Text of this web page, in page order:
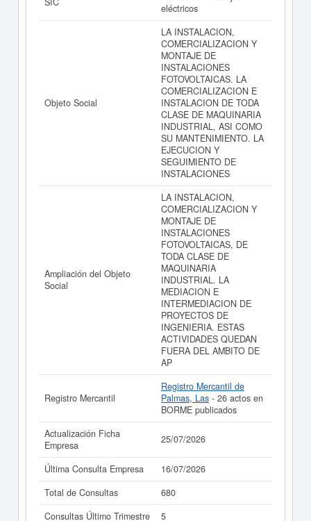
balances y cuentas de resultados disponibles.
La última actualización del informe de empresa se ha
realizado el 25/07/2026.
eléctricos
Objeto Social
LA INSTALACION,
COMERCIALIZACION Y
MONTAJE DE
INSTALACIONES
FOTOVOLTAICAS. LA
COMERCIALIZACION E
INSTALACION DE TODA
CLASE DE MAQUINARIA
INDUSTRIAL, ASI COMO
SU MANTENIMIENTO. LA
EJECUCION Y
SEGUIMIENTO DE
INSTALACIONES
Ampliación del Objeto
Social
LA INSTALACION,
COMERCIALIZACION Y
MONTAJE DE
INSTALACIONES
FOTOVOLTAICAS, DE
TODA CLASE DE
MAQUINARIA
INDUSTRIAL. LA
MEDIACION E
INTERMEDIACION DE
PROYECTOS DE
INGENIERIA. ESTAS
ACTIVIDADES QUEDAN
FUERA DEL AMBITO DE
AP
Registro Mercantil
Registro Mercantil de
Palmas, Las - 26 actos en
BORME publicados
Actualización Ficha
Empresa
25/07/2026
Última Consulta Empresa
16/07/2026
Total de Consultas
680
Consultas Último Trimestre
5